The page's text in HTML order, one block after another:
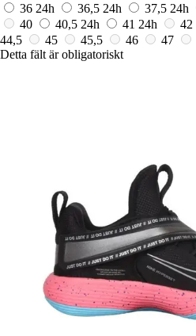
36 24h 36,5 24h 37,5 24h
40
40,5 24h 41 24h 42
44,5
45 45,5 46 47
Detta fält är obligatoriskt